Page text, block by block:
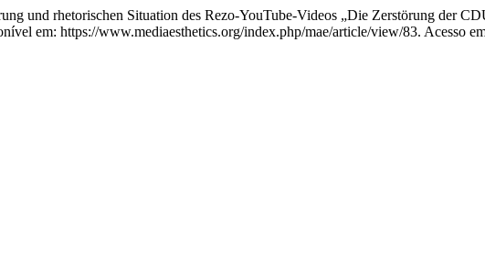
und rhetorischen Situation des Rezo-YouTube-Videos „Die Zerstörung der
em: https://www.mediaesthetics.org/index.php/mae/article/view/83. Acesso